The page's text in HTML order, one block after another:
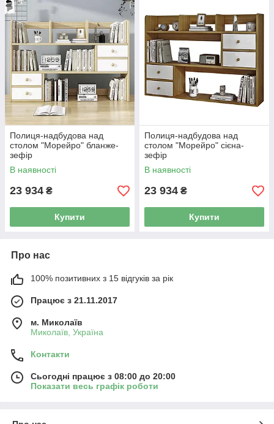
Полиця-надбудова над
столом "Морейро" бланже-
зефір
В наявності
23 934 ₴
Купити
Полиця-надбудова над
столом "Морейро" сієна-
зефір
В наявності
23 934 ₴
Купити
Про нас
100% позитивних з 15 відгуків за рік
Працює з 21.11.2017
м. Миколаїв
Миколаїв, Україна
Контакти
Сьогодні працює з 08:00 до 20:00
Показати весь графік роботи